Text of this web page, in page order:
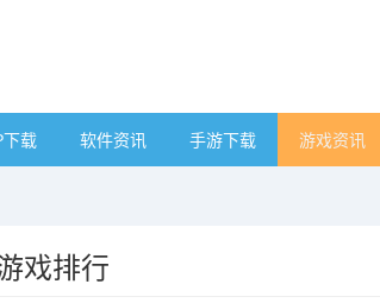
下载 软件资讯 手游下载 游戏资讯
戏排行